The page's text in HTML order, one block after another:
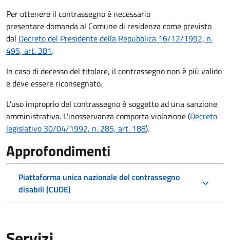
Per ottenere il contrassegno è necessario
presentare domanda al Comune di residenza come previsto
dal Decreto del Presidente della Repubblica 16/12/1992, n.
495, art. 381.
In caso di decesso del titolare, il contrassegno non è più valido
e deve essere riconsegnato.
L'uso improprio del contrassegno è soggetto ad una sanzione
amministrativa. L'inosservanza comporta violazione (Decreto
legislativo 30/04/1992, n. 285, art. 188).
Approfondimenti
Piattaforma unica nazionale del contrassegno
disabili (CUDE)